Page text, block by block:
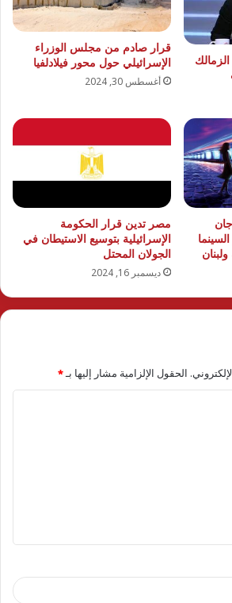
قرار صادم من مجلس الوزراء
الإسرائيلي حول محور فيلادلفيا
أغسطس 30, 2024
45 لمهرجان
مصر تدين قرار الحكومة
الإسرائيلية بتوسيع الاستيطان في
الجولان المحتل
ديسمبر 16, 2024
الحقول الإلزامية مشار إليها بـ*